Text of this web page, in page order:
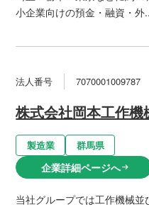
小企業向けの預金・融資・外
法人番号 7070001009787
株式会社岡本工作機
製造業 群馬県
企業詳細ページへarrow_right_alt
当社グループでは工作機械